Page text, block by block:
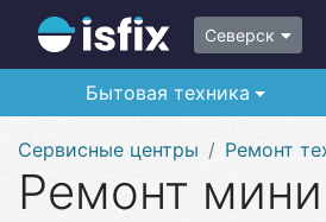
Северск
Бытовая техника
Сервисные центры Ремонт
Ремонт